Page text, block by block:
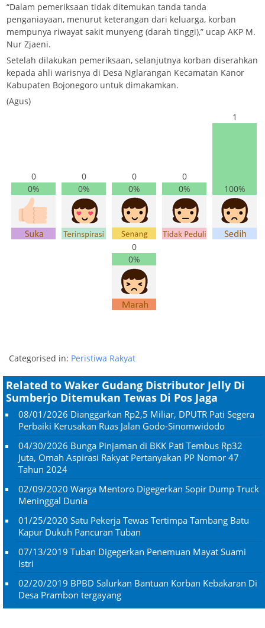
“Dalam pemeriksaan tidak ditemukan tanda tanda
penganiayaan, menurut keterangan dari keluarga, korban
mempunya riwayat sakit munyeng (darah tinggi),” ucap AKP M.
Nur Zjaeni.
Setelah dilakukan pemeriksaan, selanjutnya korban diserahkan
kepada ahli warisnya di Desa Nglarangan Kecamatan Kanor
Kabupaten Bojonegoro untuk dimakamkan.
(Agus)
0
0%
0
0%
0
0%
0
0%
1
100%
0
0%
Categorised in: Peristiwa Rakyat
Related to Waker Gudang Distributor Jelly Di
Sumberjo Ditemukan Tewas Di Pos Jaga
08/01/2026 Dianggarkan Rp2,5 Miliar, DPUTR Pati Segera
Perbaiki Kerusakan Ruas Jalan Godo-Sinomwidodo
04/30/2026 Bunga Pinjaman di BKK Pati Tembus Rp32
Juta, Omah Aspirasi Rakyat Pertanyakan PP Nomor 47
Tahun 2024
02/09/2020 Warga Mentoro Digegerkan Sopir Dump Truck
Meninggal Dunia
01/25/2020 Satu Pekerja Tewas Tertimpa Tambang Batu
Kapur Dukuh Pancuran Tuban
07/13/2019 Tuban Digegerkan Penemuan Mayat Suami
Istri
02/20/2019 BPBD Salurkan Bantuan Korban Kebakaran Di
Desa Prambon tergayang